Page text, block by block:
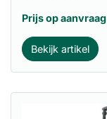
Prijs op aanvraag
Bekijk artikel